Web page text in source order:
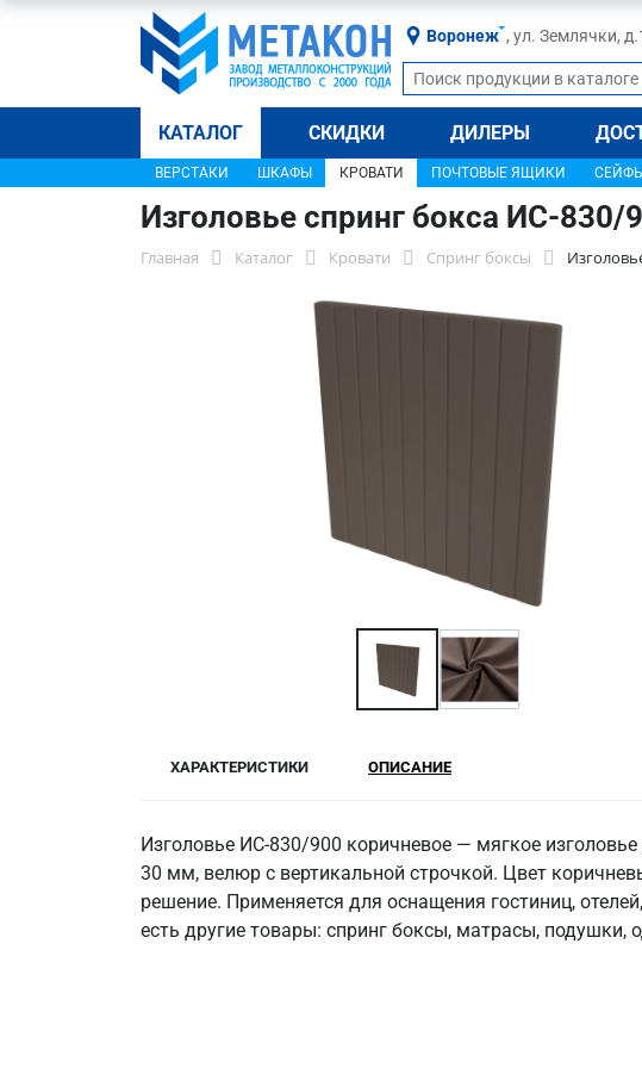
Воронеж , ул. Землячки,
КАТАЛОГ СКИДКИ ДИЛЕРЫ
ВЕРСТАКИ ШКАФЫ КРОВАТИ ПОЧТОВЫЕ ЯЩИКИ СЕЙФЫ
Изголовье спринг бокса ИС-830/
Главная Каталог Кровати Спринг боксы
ХАРАКТЕРИСТИКИ ОПИСАНИЕ
Изголовье ИС-830/900 коричневое — мягкое
30 мм, велюр с вертикальной строчкой. Цвет
решение. Применяется для оснащения гостиниц,
есть другие товары: спринг боксы, матрасы,